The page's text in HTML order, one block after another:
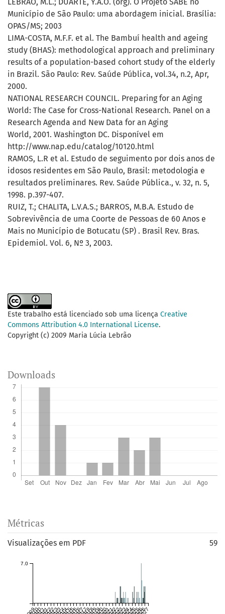
LEBRÃO, M.L.; DUARTE, Y.A.O. (org). O Projeto SABE no
Município de São Paulo: uma abordagem inicial. Brasília:
OPAS/MS; 2003
LIMA-COSTA, M.F.F. et al. The Bambuí health and ageing
study (BHAS): methodological approach and preliminary
results of a population-based cohort study of the elderly
in Brazil. São Paulo: Rev. Saúde Pública, vol.34, n.2, Apr,
2000.
NATIONAL RESEARCH COUNCIL. Preparing for an Aging
World: The Case for Cross-National Research. Panel on a
Research Agenda and New Data for an Aging
World, 2001. Washington DC. Disponível em
http://www.nap.edu/catalog/10120.html
RAMOS, L.R et al. Estudo de seguimento por dois anos de
idosos residentes em São Paulo, Brasil: metodologia e
resultados preliminares. Rev. Saúde Pública., v. 32, n. 5,
1998. p.397-407.
RUIZ, T.; CHALITA, L.V.A.S.; BARROS, M.B.A. Estudo de
Sobrevivência de uma Coorte de Pessoas de 60 Anos e
Mais no Município de Botucatu (SP) . Brasil Rev. Bras.
Epidemiol. Vol. 6, Nº 3, 2003.
Este trabalho está licenciado sob uma licença Creative
Commons Attribution 4.0 International License.
Copyright (c) 2009 Maria Lúcia Lebrão
Downloads
Métricas
Visualizações em PDF 59
7.0